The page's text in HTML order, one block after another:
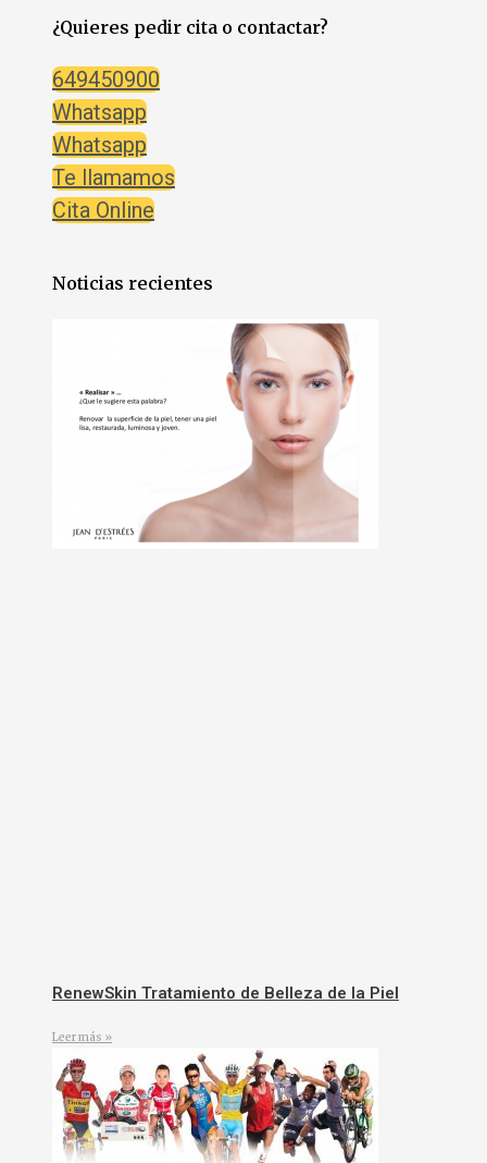
¿Quieres pedir cita o contactar?
649450900
Whatsapp
Whatsapp
Te llamamos
Cita Online
Noticias recientes
RenewSkin Tratamiento de Belleza de la Piel
Leer más »